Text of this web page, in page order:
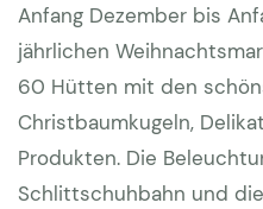
Anfang Dezember bis
jährlichen
60 Hütten mit den
Christbaumkugeln,
Produkten. Die
Schlittschuhbahn und